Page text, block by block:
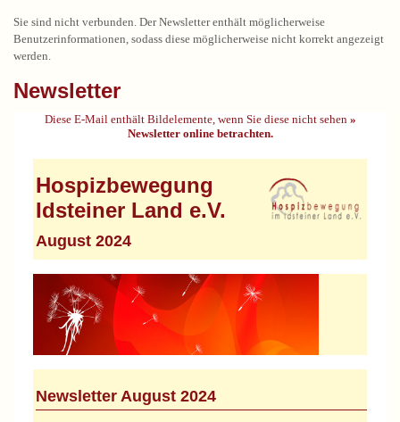
Sie sind nicht verbunden. Der Newsletter enthält möglicherweise
Benutzerinformationen, sodass diese möglicherweise nicht korrekt angezeigt
werden.
Newsletter